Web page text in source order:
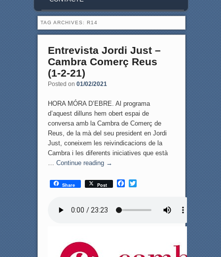
TAG ARCHIVES: R14
Entrevista Jordi Just –
Cambra Comerç Reus
(1-2-21)
Posted on 01/02/2021
HORA MÓRA D’EBRE. Al programa
d’aquest dilluns hem obert espai de
conversa amb la Cambra de Comerç de
Reus, de la mà del seu president en Jordi
Just, coneixem les reivindicacions de la
Cambra i les diferents iniciatives que està
… Continue reading →
Share Post
F
T